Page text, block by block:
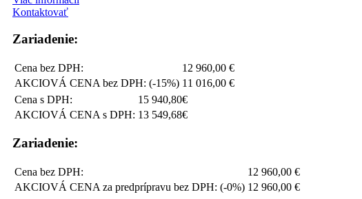
Kontaktovať
Zariadenie:
Cena bez DPH:
12 960,00 €
AKCIOVÁ CENA bez DPH: (-15%) 11 016,00 €
Cena s DPH:
15 940,80€
AKCIOVÁ CENA s DPH: 13 549,68€
Zariadenie:
Cena bez DPH:
12 960,00 €
AKCIOVÁ CENA za predprípravu bez DPH: (-0%) 12 960,00 €